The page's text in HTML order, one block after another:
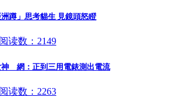
蹲」思考貓生 見鏡頭怒瞪
阅读数：2149
神 網：正到三用電錶測出電流
阅读数：2263